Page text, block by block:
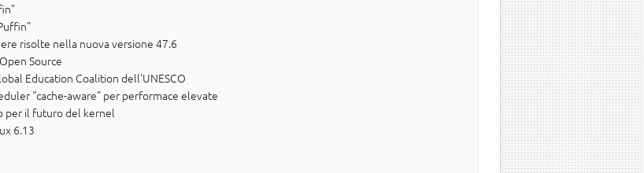
risolte nella nuova versione 47.6
Source
Education Coalition dell'UNESCO
“cache-aware” per performace elevate
per il futuro del kernel
6.13